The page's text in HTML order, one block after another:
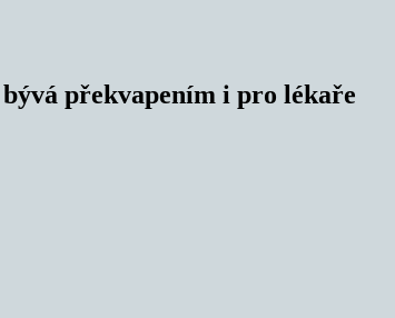
překvapením i pro lékaře